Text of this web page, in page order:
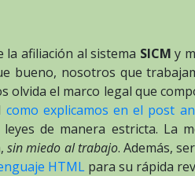
la afiliación al sistema SICM y
bueno, nosotros que
olvida el marco legal que
como explicamos en el post
de manera estricta. La
sin miedo al trabajo. Además,
HTMLpara su rápida